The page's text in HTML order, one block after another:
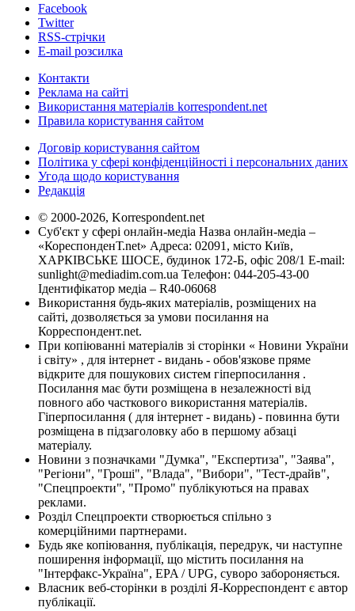
Facebook
Twitter
RSS-стрічки
E-mail розсилка
Контакти
Реклама на сайті
Використання матеріалів korrespondent.net
Правила користування сайтом
Договір користування сайтом
Політика у сфері конфіденційності і персональних даних
Угода щодо користування
Редакція
© 2000-2026, Korrespondent.net
Суб'єкт у сфері онлайн-медіа Назва онлайн-медіа –
«КореспонденТ.net» Адреса: 02091, місто Київ,
ХАРКІВСЬКЕ ШОСЕ, будинок 172-Б, офіс 208/1 E-mail:
sunlight@mediadim.com.ua Телефон: 044-205-43-00
Ідентифікатор медіа – R40-06068
Використання будь-яких матеріалів, розміщених на
сайті, дозволяється за умови посилання на
Корреспондент.net.
При копіюванні матеріалів зі сторінки « Новини України
і світу» , для інтернет - видань - обов'язкове пряме
відкрите для пошукових систем гіперпосилання .
Посилання має бути розміщена в незалежності від
повного або часткового використання матеріалів.
Гіперпосилання ( для інтернет - видань) - повинна бути
розміщена в підзаголовку або в першому абзаці
матеріалу.
Новини з позначками "Думка", "Експертиза", "Заява",
"Регіони", "Гроші", "Влада", "Вибори", "Тест-драйв",
"Спецпроекти", "Промо" публікуються на правах
реклами.
Розділ Спецпроекти створюється спільно з
комерційними партнерами.
Будь яке копіювання, публікація, передрук, чи наступне
поширення інформації, що містить посилання на
"Інтерфакс-Україна", EPA / UPG, суворо забороняється.
Власник веб-сторінки в розділі Я-Корреспондент є автор
публікації.